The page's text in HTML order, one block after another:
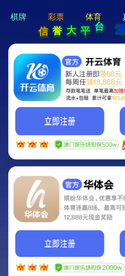
hi 💗
Hey
我们即将
我们的网站
它将是非常